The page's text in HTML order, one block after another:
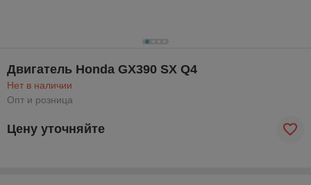
Двигатель Honda GX390 SX Q4
Нет в наличии
Опт и розница
Цену уточняйте